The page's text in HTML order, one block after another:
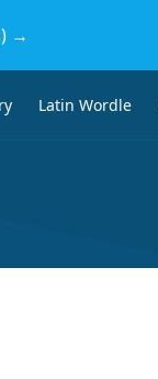
→
Latin Wordle